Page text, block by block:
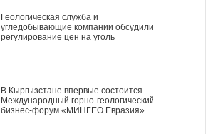
Геологическая служба и
угледобывающие компании обсудили
регулирование цен на уголь
В Кыргызстане впервые состоится
Международный горно-геологический
бизнес-форум «МИНГЕО Евразия»